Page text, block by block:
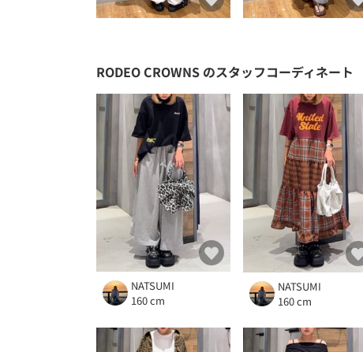
RODEO CROWNS のスタッフコーディネート
NATSUMI
160 cm
NATSUMI
160 cm